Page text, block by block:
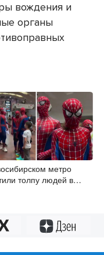
вождения и
органы
метро
толпу людей в